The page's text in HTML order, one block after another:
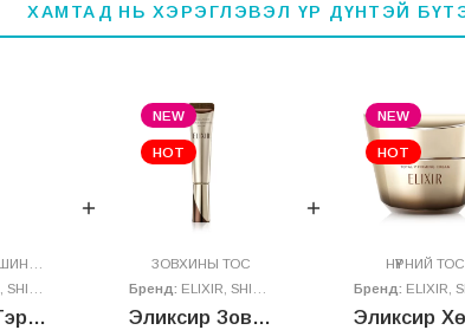
ХАМТАД НЬ ХЭРЭГЛЭВЭЛ ҮР ДҮНТЭЙ
,SHISEIDO
Эликсир Гэрэлтүүлэгч Эмульс
NEW
HOT
ЗОВХИНЫ ТОС
Бренд: ELIXIR ,SHISEIDO
Эликсир Зовхины тос
NEW
HOT
НҮҮРНИЙ ТОС
Бренд: ELIXIR